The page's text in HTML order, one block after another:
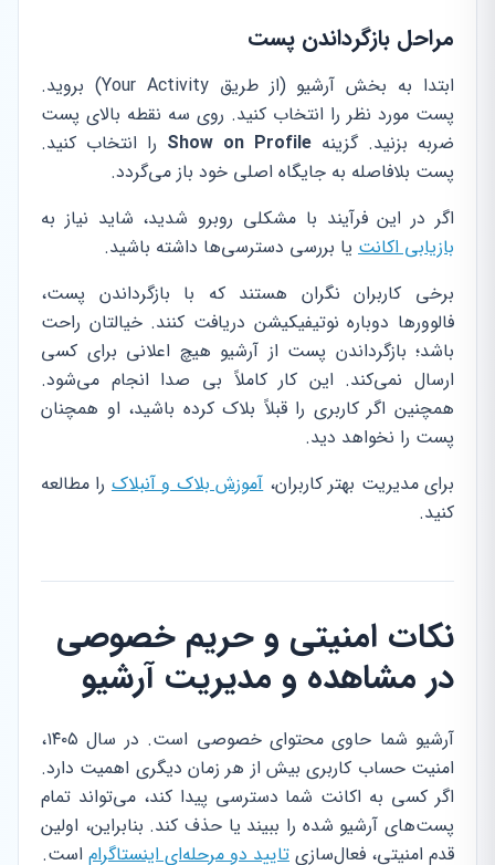
مراحل بازگرداندن پست
ابتدا به بخش آرشیو (از طریق Your Activity) بروید.
پست مورد نظر را انتخاب کنید. روی سه نقطه بالای پست
ضربه بزنید. گزینه Show on Profile را انتخاب کنید.
پست بلافاصله به جایگاه اصلی خود باز می‌گردد.
اگر در این فرآیند با مشکلی روبرو شدید، شاید نیاز به
بازیابی اکانت یا بررسی دسترسی‌ها داشته باشید.
برخی کاربران نگران هستند که با بازگرداندن پست،
فالوورها دوباره نوتیفیکیشن دریافت کنند. خیالتان راحت
باشد؛ بازگرداندن پست از آرشیو هیچ اعلانی برای کسی
ارسال نمی‌کند. این کار کاملاً بی صدا انجام می‌شود.
همچنین اگر کاربری را قبلاً بلاک کرده باشید، او همچنان
پست را نخواهد دید.
برای مدیریت بهتر کاربران،آموزش بلاک و آنبلاکرا مطالعه
کنید.
نکات امنیتی و حریم خصوصی
در مشاهده و مدیریت آرشیو
آرشیو شما حاوی محتوای خصوصی است. در سال ۱۴۰۵،
امنیت حساب کاربری بیش از هر زمان دیگری اهمیت دارد.
اگر کسی به اکانت شما دسترسی پیدا کند، می‌تواند تمام
پست‌های آرشیو شده را ببیند یا حذف کند. بنابراین، اولین
قدم امنیتی، فعال‌سازی تایید دو مرحله‌ای اینستاگرام است.